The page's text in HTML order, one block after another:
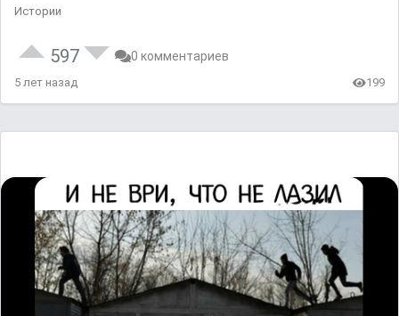
Истории
597 0 комментариев
5 лет назад 199